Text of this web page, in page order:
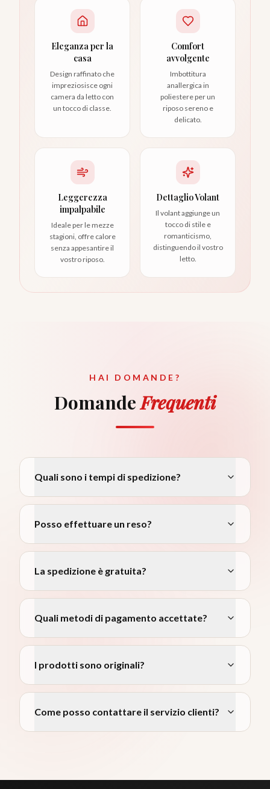
Eleganza per la
casa
Design raffinato che
impreziosisce ogni
camera da letto con
un tocco di classe.
Comfort
avvolgente
Imbottitura
anallergica in
poliestere per un
riposo sereno e
delicato.
Leggerezza
impalpabile
Ideale per le mezze
stagioni, offre calore
senza appesantire il
vostro riposo.
Dettaglio Volant
Il volant aggiunge un
tocco di stile e
romanticismo,
distinguendo il vostro
letto.
HAI DOMANDE?
DomandeFrequenti
Quali sono i tempi di spedizione?
Posso effettuare un reso?
La spedizione è gratuita?
Quali metodi di pagamento accettate?
I prodotti sono originali?
Come posso contattare il servizio clienti?